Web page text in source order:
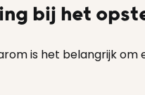
bij het
is het belangrijk